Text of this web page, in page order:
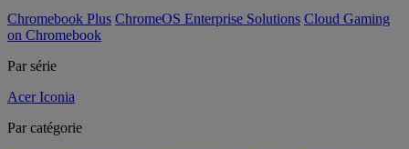
Chromebook Plus ChromeOS Enterprise Solutions Cloud Gaming
on Chromebook
Par série
Acer Iconia
Par catégorie